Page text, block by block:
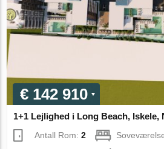
€ 142 910
1+1 Lejlighed i Long Beach, Iskele,
Antall Rom:2